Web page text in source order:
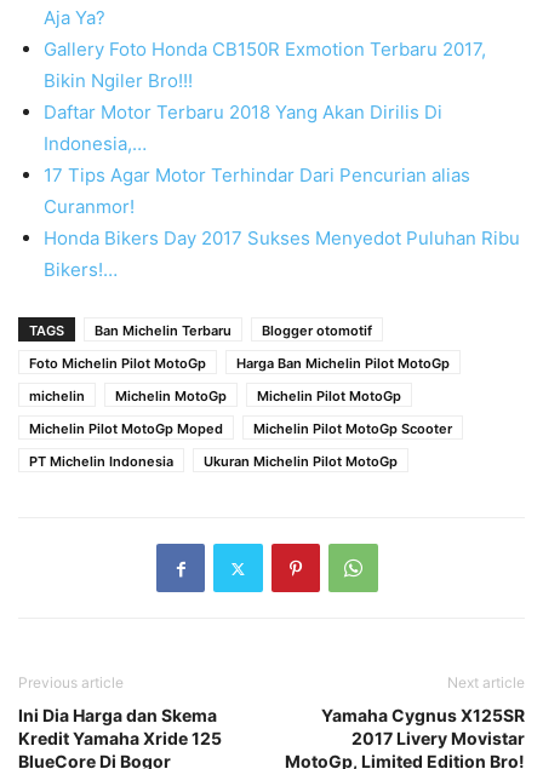
Aja Ya?
Gallery Foto Honda CB150R Exmotion Terbaru 2017,
Bikin Ngiler Bro!!!
Daftar Motor Terbaru 2018 Yang Akan Dirilis Di
Indonesia,…
17 Tips Agar Motor Terhindar Dari Pencurian alias
Curanmor!
Honda Bikers Day 2017 Sukses Menyedot Puluhan Ribu
Bikers!…
TAGS Ban Michelin Terbaru
Blogger otomotif
Foto Michelin Pilot MotoGp
Harga Ban Michelin Pilot MotoGp
michelin
Michelin MotoGp
Michelin Pilot MotoGp
Michelin Pilot MotoGp Moped
Michelin Pilot MotoGp Scooter
PT Michelin Indonesia
Ukuran Michelin Pilot MotoGp
Previous article
Ini Dia Harga dan Skema
Kredit Yamaha Xride 125
BlueCore Di Bogor
Next article
Yamaha Cygnus X125SR
2017 Livery Movistar
MotoGp, Limited Edition Bro!